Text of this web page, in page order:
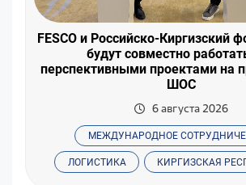
FESCO и Российско-Киргизский
будут совместно
перспективными проектами на
ШОС
6 августа 2026
МЕЖДУНАРОДНОЕ
ЛОГИСТИКА КИРГИЗСКАЯ